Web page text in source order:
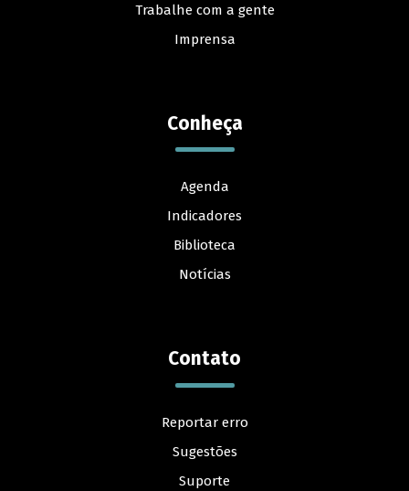
Trabalhe com a gente
Imprensa
Conheça
Agenda
Indicadores
Biblioteca
Notícias
Contato
Reportar erro
Sugestões
Suporte